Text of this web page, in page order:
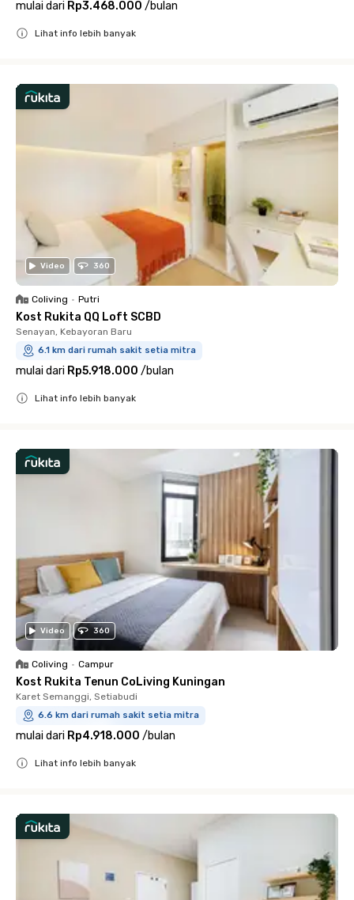
mulai dari Rp3.468.000 /bulan
Lihat info lebih banyak
Video 360
Coliving • Putri
Kost Rukita QQ Loft SCBD
Senayan, Kebayoran Baru
6.1 km dari rumah sakit setia mitra
mulai dari Rp5.918.000 /bulan
Lihat info lebih banyak
Video 360
Coliving • Campur
Kost Rukita Tenun CoLiving Kuningan
Karet Semanggi, Setiabudi
6.6 km dari rumah sakit setia mitra
mulai dari Rp4.918.000 /bulan
Lihat info lebih banyak